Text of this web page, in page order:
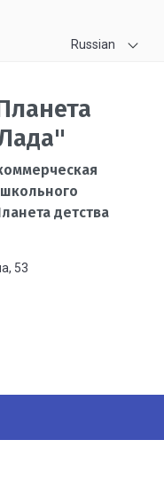
Russian
детства
53